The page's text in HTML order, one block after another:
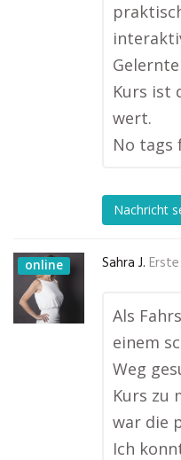
Kurs ist
wert.
No tags
Nachricht
online Sahra J.
Als
einem
Weg
Kurs zu
war die
Ich